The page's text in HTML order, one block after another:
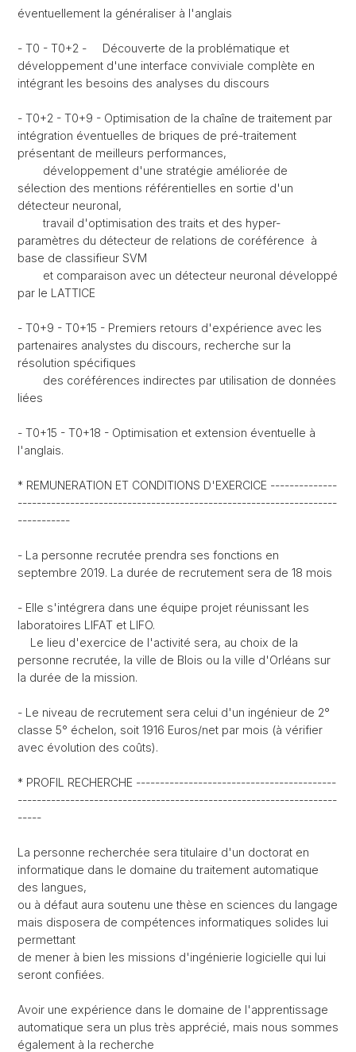
éventuellement la généraliser à l'anglais
- T0 - T0+2 - Découverte de la problématique et
développement d'une interface conviviale complète en
intégrant les besoins des analyses du discours
- T0+2 - T0+9 - Optimisation de la chaîne de traitement par
intégration éventuelles de briques de pré-traitement
présentant de meilleurs performances,
développement d'une stratégie améliorée de
sélection des mentions référentielles en sortie d'un
détecteur neuronal,
travail d'optimisation des traits et des hyper-
paramètres du détecteur de relations de coréférence à
base de classifieur SVM
et comparaison avec un détecteur neuronal développé
par le LATTICE
- T0+9 - T0+15 - Premiers retours d'expérience avec les
partenaires analystes du discours, recherche sur la
résolution spécifiques
des coréférences indirectes par utilisation de données
liées
- T0+15 - T0+18 - Optimisation et extension éventuelle à
l'anglais.
* REMUNERATION ET CONDITIONS D'EXERCICE --------------
-------------------------------------------------------------------
-----------
- La personne recrutée prendra ses fonctions en
septembre 2019. La durée de recrutement sera de 18 mois
- Elle s'intégrera dans une équipe projet réunissant les
laboratoires LIFAT et LIFO.
Le lieu d'exercice de l'activité sera, au choix de la
personne recrutée, la ville de Blois ou la ville d'Orléans sur
la durée de la mission.
- Le niveau de recrutement sera celui d'un ingénieur de 2°
classe 5° échelon, soit 1916 Euros/net par mois (à vérifier
avec évolution des coûts).
* PROFIL RECHERCHE ------------------------------------------
-------------------------------------------------------------------
-----
La personne recherchée sera titulaire d'un doctorat en
informatique dans le domaine du traitement automatique
des langues,
ou à défaut aura soutenu une thèse en sciences du langage
mais disposera de compétences informatiques solides lui
permettant
de mener à bien les missions d'ingénierie logicielle qui lui
seront confiées.
Avoir une expérience dans le domaine de l'apprentissage
automatique sera un plus très apprécié, mais nous sommes
également à la recherche